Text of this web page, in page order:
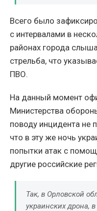
Всего было
с интервалами в
районах города
стрельба, что
ПВО.
На данный момент
Министерства
поводу инцидента не
что в эту же ночь
попытки атак с
другие российские
Так, в Орловской
украинских дрона,